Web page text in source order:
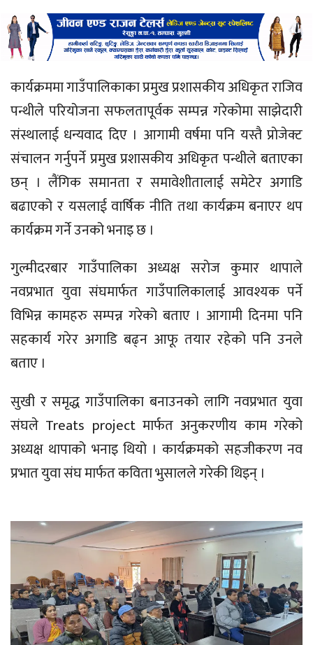
कार्यक्रममा गाउँपालिकाका प्रमुख प्रशासकीय अधिकृत राजिव
पन्थीले परियोजना सफलतापूर्वक सम्पन्न गरेकोमा साझेदारी
संस्थालाई धन्यवाद दिए । आगामी वर्षमा पनि यस्तै प्राेजेक्ट
संचालन गर्नुपर्ने प्रमुख प्रशासकीय अधिकृत पन्थीले बताएका
छन् । लैंगिक समानता र समावेशीतालाई समेटेर अगाडि
बढाएको र यसलाई वार्षिक नीति तथा कार्यक्रम बनाएर थप
कार्यक्रम गर्ने उनको ‍भनाइ छ ।
गुल्मीदरबार गाउँपालिका अध्यक्ष सराेज कुमार थापाले
नवप्रभात युवा संघमार्फत गाउँपालिकालाई आवश्यक पर्ने
विभिन्न कामहरु सम्पन्न गरेको बताए । आगामी दिनमा पनि
सहकार्य गरेर अगाडि बढ्न आफू तयार रहेको पनि उनले
बताए ।
सुखी र समृद्ध गाउँपालिका बनाउनकाे लागि नवप्रभात युवा
संघले Treats project मार्फत अनुकरणीय काम गरेको
अध्यक्ष थापाको भनाइ थियो । कार्यक्रमकाे सहजीकरण नव
प्रभात युवा संघ मार्फत कविता भुसालले गरेकी थिइन् ।